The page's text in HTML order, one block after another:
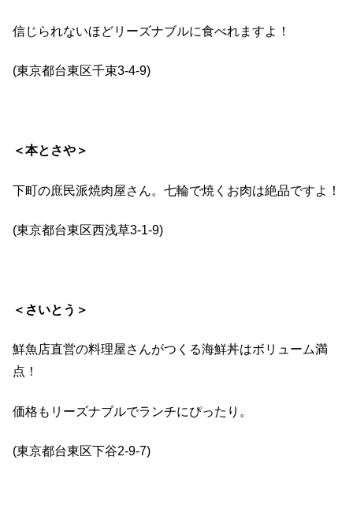
信じられないほどリーズナブルに食べれますよ！
(東京都台東区千束3-4-9)
＜本とさや＞
下町の庶民派焼肉屋さん。七輪で焼くお肉は絶品ですよ！
(東京都台東区西浅草3-1-9)
＜さいとう＞
鮮魚店直営の料理屋さんがつくる海鮮丼はボリューム満
点！
価格もリーズナブルでランチにぴったり。
(東京都台東区下谷2-9-7)